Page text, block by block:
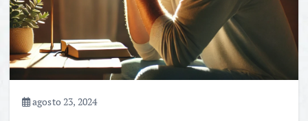
agosto 23, 2024